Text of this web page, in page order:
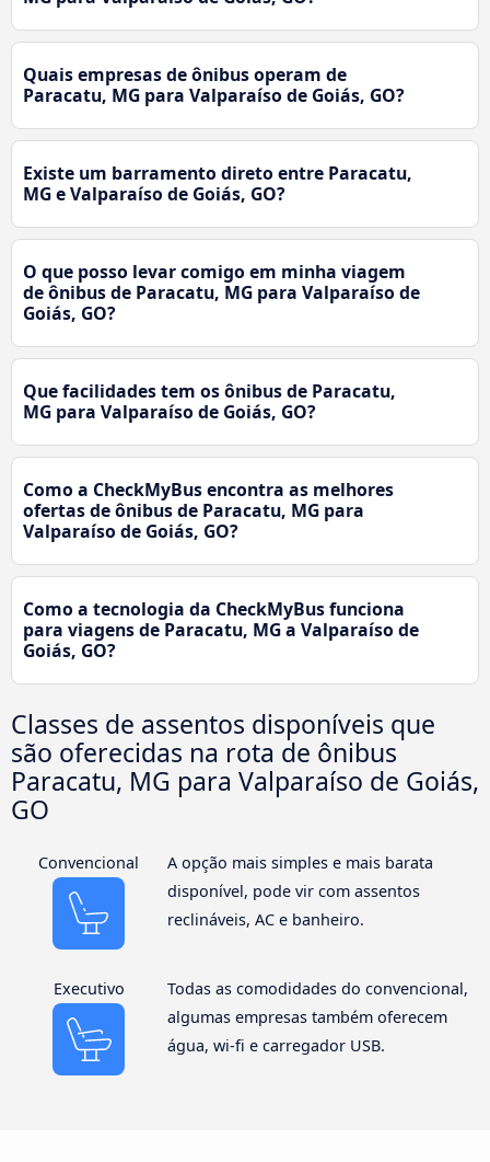
Quais empresas de ônibus operam de
Paracatu, MG para Valparaíso de Goiás, GO?
Existe um barramento direto entre Paracatu,
MG e Valparaíso de Goiás, GO?
O que posso levar comigo em minha viagem
de ônibus de Paracatu, MG para Valparaíso de
Goiás, GO?
Que facilidades tem os ônibus de Paracatu,
MG para Valparaíso de Goiás, GO?
Como a CheckMyBus encontra as melhores
ofertas de ônibus de Paracatu, MG para
Valparaíso de Goiás, GO?
Como a tecnologia da CheckMyBus funciona
para viagens de Paracatu, MG a Valparaíso de
Goiás, GO?
Classes de assentos disponíveis que
são oferecidas na rota de ônibus
Paracatu, MG para Valparaíso de Goiás,
GO
Convencional
A opção mais simples e mais barata
disponível, pode vir com assentos
reclináveis, AC e banheiro.
Executivo
Todas as comodidades do convencional,
algumas empresas também oferecem
água, wi-fi e carregador USB.